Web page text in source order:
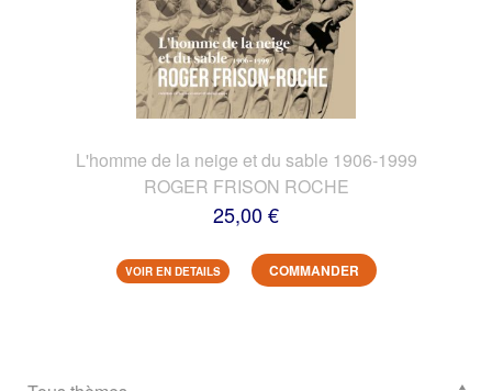
L'homme de la neige et du sable 1906-1999
ROGER FRISON ROCHE
25,00 €
VOIR EN DETAILS COMMANDER